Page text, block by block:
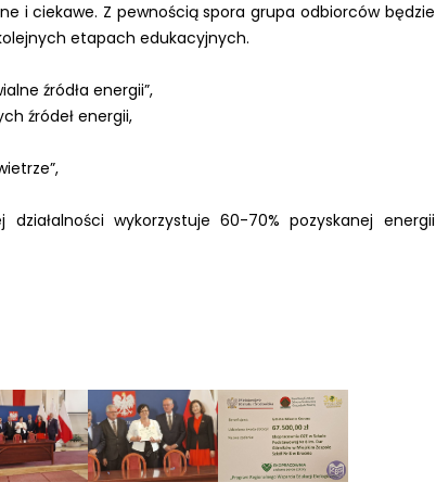
i ciekawe. Z pewnością spora grupa odbiorców będzie
etapach edukacyjnych.
źródła energii”,
źródeł energii,
wykorzystuje 60-70% pozyskanej energii